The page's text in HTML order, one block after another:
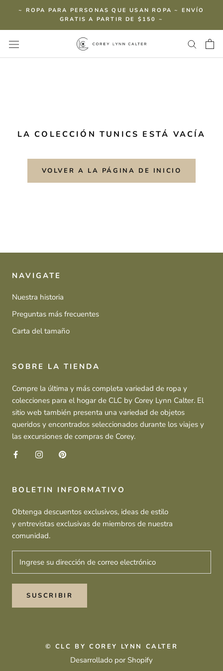
contenido
~ ROPA PARA PERSONAS QUE USAN ROPA ~ ENVÍO
GRATIS A PARTIR DE $150 ~
LA COLECCIÓN TUNICS ESTÁ VACÍA
VOLVER A LA PÁGINA DE INICIO
NAVIGATE
Nuestra historia
Preguntas más frecuentes
Carta del tamaño
SOBRE LA TIENDA
Compre la última y más completa variedad de ropa y
colecciones para el hogar de CLC by Corey Lynn Calter. El
sitio web también presenta una variedad de objetos
queridos y encontrados seleccionados durante los viajes y
las excursiones de compras de Corey.
BOLETIN INFORMATIVO
Obtenga descuentos exclusivos, ideas de estilo
y entrevistas exclusivas de miembros de nuestra
comunidad.
SUSCRIBIR
© CLC BY COREY LYNN CALTER
Desarrollado por Shopify